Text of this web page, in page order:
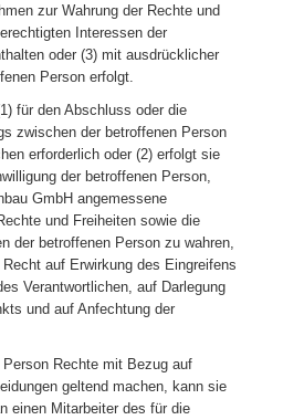
zur Wahrung der Rechte und
Interessen der
oder (3) mit ausdrücklicher
Person erfolgt.
für den Abschluss oder die
zwischen der betroffenen Person
erforderlich oder (2) erfolgt sie
der betroffenen Person,
GmbH angemessene
und Freiheiten sowie die
der betroffenen Person zu wahren,
auf Erwirkung des Eingreifens
Verantwortlichen, auf Darlegung
und auf Anfechtung der
Rechte mit Bezug auf
geltend machen, kann sie
einen Mitarbeiter des für die